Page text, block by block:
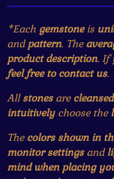
*Each gemstoneis
andpattern. The
product description. If
feel free to contact us.
Allstonesare
intuitivelychoose the
The colors shown in
monitor settingsand
mind when placing